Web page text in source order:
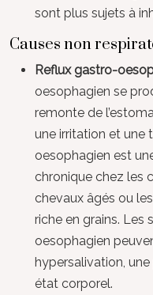
sont plus sujets à
Causes non
Reflux gastro-
oesophagien se
remonte de
une irritation et une
oesophagien est
chronique chez les
chevaux âgés ou
riche en grains.
oesophagien
hypersalivation,
état corporel.